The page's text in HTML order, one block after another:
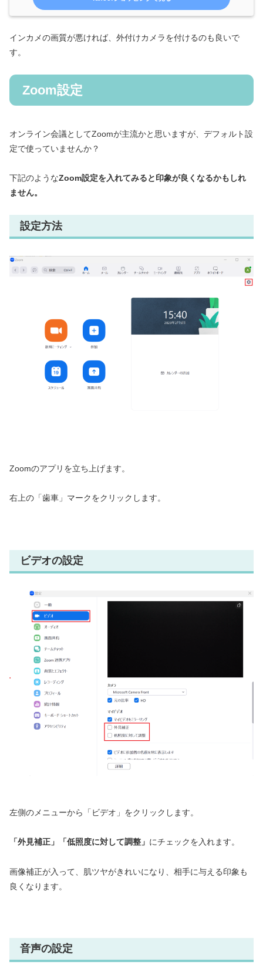
インカメの画質が悪ければ、外付けカメラを付けるのも良いで
す。
Zoom設定
オンライン会議としてZoomが主流かと思いますが、デフォルト設
定で使っていませんか？
下記のようなZoom設定を入れてみると印象が良くなるかもしれ
ません。
設定方法
Zoomのアプリを立ち上げます。
右上の「歯車」マークをクリックします。
ビデオの設定
左側のメニューから「ビデオ」をクリックします。
「外見補正」「低照度に対して調整」 にチェックを入れます。
画像補正が入って、肌ツヤがきれいになり、相手に与える印象も
良くなります。
音声の設定